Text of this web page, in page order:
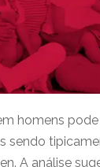
homens
sendo
A análise